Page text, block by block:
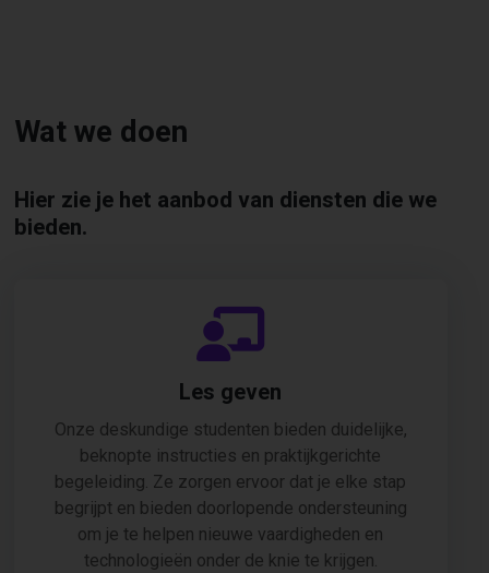
Wat we doen
Hier zie je het aanbod van diensten die we
bieden.
Les geven
Onze deskundige studenten bieden duidelijke,
beknopte instructies en praktijkgerichte
begeleiding. Ze zorgen ervoor dat je elke stap
begrijpt en bieden doorlopende ondersteuning
om je te helpen nieuwe vaardigheden en
technologieën onder de knie te krijgen.